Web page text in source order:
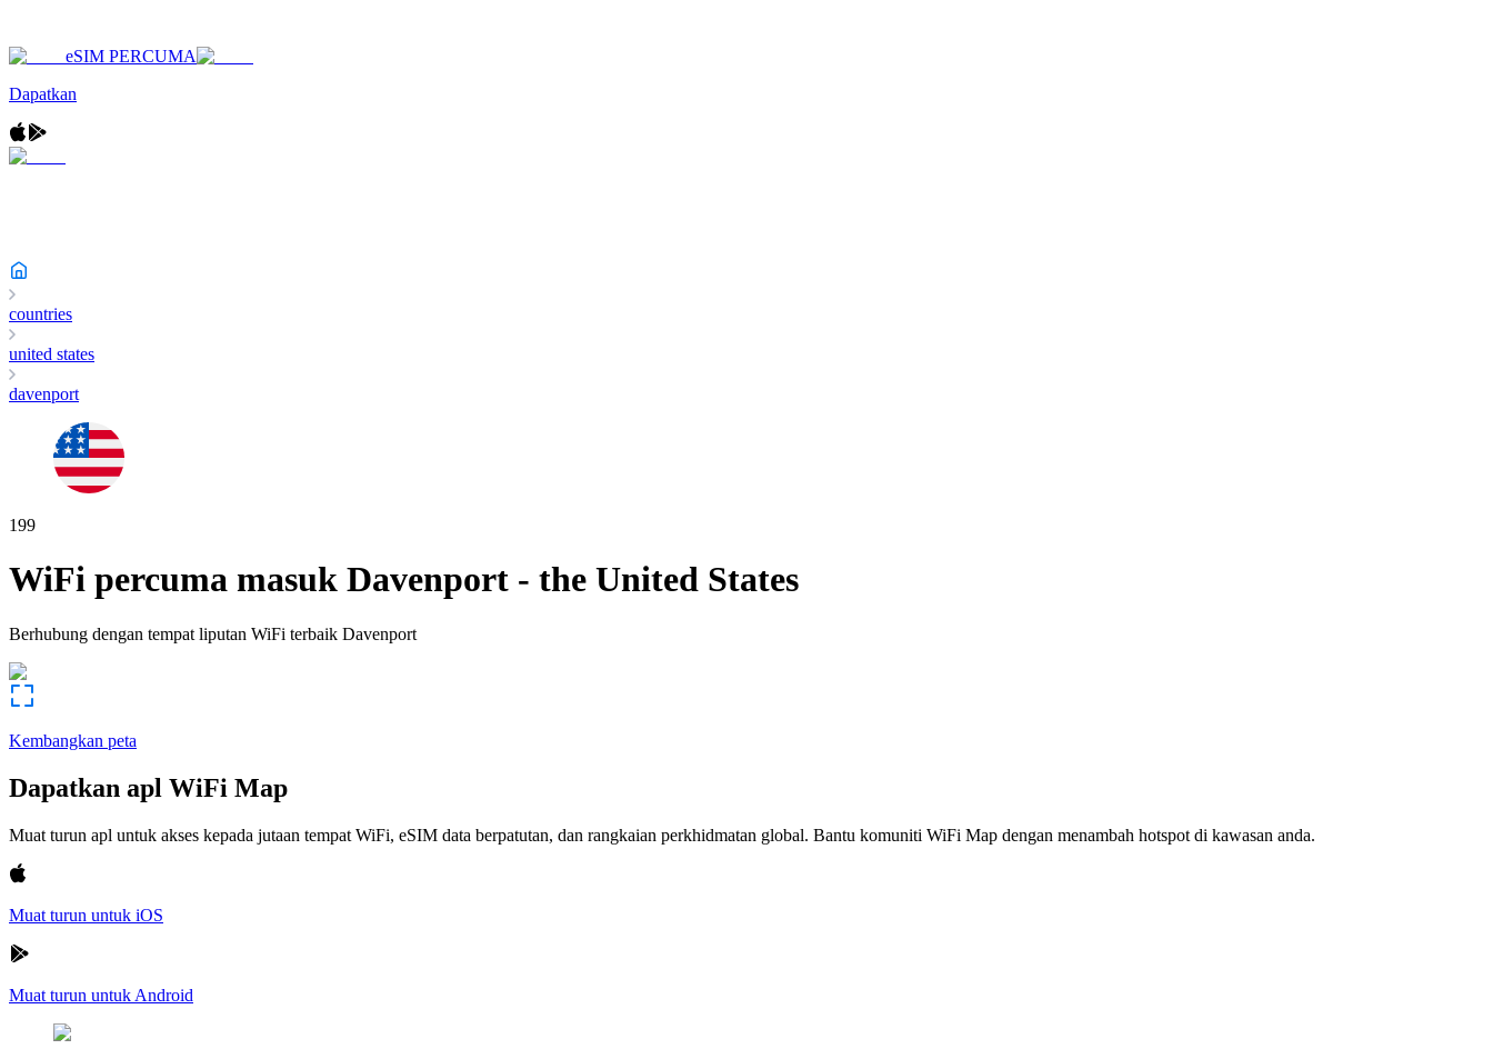
eSIM PERCUMA
Dapatkan
countries
united states
davenport
199
WiFi percuma masuk Davenport - the United States
Berhubung dengan tempat liputan WiFi terbaik Davenport
Kembangkan peta
Dapatkan apl WiFi Map
Muat turun apl untuk akses kepada jutaan tempat WiFi, eSIM data berpatutan, dan rangkaian perkhidmatan global. Bantu komuniti WiFi Map dengan menambah hotspot di kawasan anda.
Muat turun untuk iOS
Muat turun untuk Android